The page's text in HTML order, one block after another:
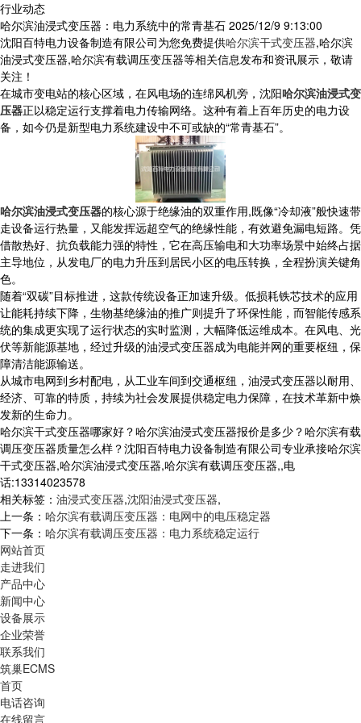
行业动态
哈尔滨油浸式变压器：电力系统中的常青基石 2025/12/9 9:13:00
沈阳百特电力设备制造有限公司为您免费提供哈尔滨干式变压器,哈尔滨
油浸式变压器,哈尔滨有载调压变压器等相关信息发布和资讯展示，敬请
关注！
在城市变电站的核心区域，在风电场的连绵风机旁，沈阳哈尔滨油浸式变
压器正以稳定运行支撑着电力传输网络。这种有着上百年历史的电力设
备，如今仍是新型电力系统建设中不可或缺的“常青基石”。
哈尔滨油浸式变压器的核心源于绝缘油的双重作用,既像“冷却液”般快速带
走设备运行热量，又能发挥远超空气的绝缘性能，有效避免漏电短路。凭
借散热好、抗负载能力强的特性，它在高压输电和大功率场景中始终占据
主导地位，从发电厂的电力升压到居民小区的电压转换，全程扮演关键角
色。
随着“双碳”目标推进，这款传统设备正加速升级。低损耗铁芯技术的应用
让能耗持续下降，生物基绝缘油的推广则提升了环保性能，而智能传感系
统的集成更实现了运行状态的实时监测，大幅降低运维成本。在风电、光
伏等新能源基地，经过升级的油浸式变压器成为电能并网的重要枢纽，保
障清洁能源输送。
从城市电网到乡村配电，从工业车间到交通枢纽，油浸式变压器以耐用、
经济、可靠的特质，持续为社会发展提供稳定电力保障，在技术革新中焕
发新的生命力。
哈尔滨干式变压器哪家好？哈尔滨油浸式变压器报价是多少？哈尔滨有载
调压变压器质量怎么样？沈阳百特电力设备制造有限公司专业承接哈尔滨
干式变压器,哈尔滨油浸式变压器,哈尔滨有载调压变压器,,电
话:13314023578
相关标签： 油浸式变压器,沈阳油浸式变压器,
上一条： 哈尔滨有载调压变压器：电网中的电压稳定器
下一条： 哈尔滨有载调压变压器：电力系统稳定运行
网站首页
走进我们
产品中心
新闻中心
设备展示
企业荣誉
联系我们
筑巢ECMS
首页
电话咨询
在线留言